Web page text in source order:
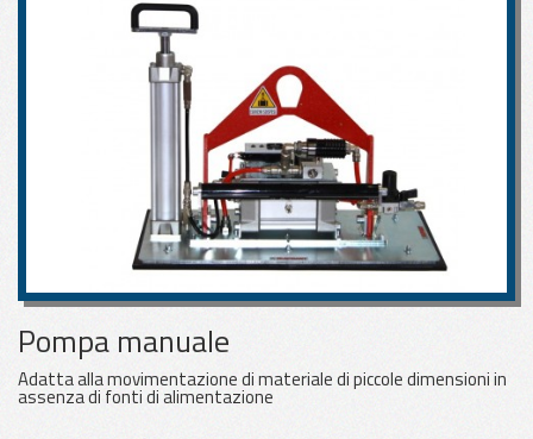
Pompa manuale
Adatta alla movimentazione di materiale di piccole dimensioni in
assenza di fonti di alimentazione